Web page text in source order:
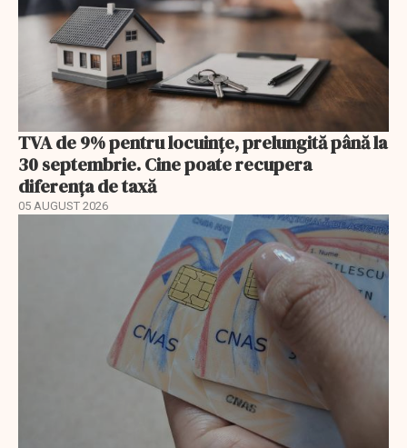
TVA de 9% pentru locuințe, prelungită până la
30 septembrie. Cine poate recupera
diferența de taxă
05 AUGUST 2026